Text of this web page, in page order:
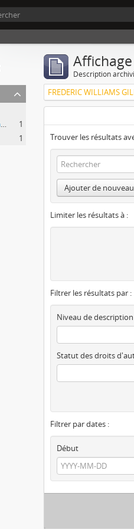
INPI - Instituto Nacional da Propriedade Industrial
1
1
Description
FREDERIC WILLIAMS
Trouver les résultats
Ajouter de
Limiter les résultats à :
Filtrer les résultats par :
Niveau de description
Statut des droits
Filtrer par dates :
Début